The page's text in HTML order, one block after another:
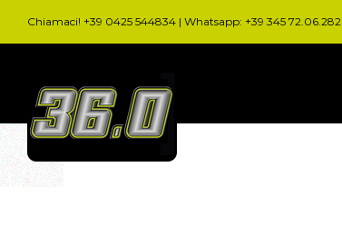
contenuto
Chiamaci! +39 0425 544834 | Whatsapp: +39 345 72.06.282